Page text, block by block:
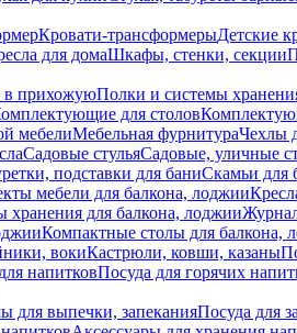
Кровати-трансформерыДетские
для домаШкафы, стенки, секции
в прихожуюПолки и системы
для столов
мебелиМебельная фурнитураЧехлы
Садовые стульяСадовые, уличные
подставки для баниСкамьи для
мебели для балкона, лоджии
хранения для балкона, лоджии
Компактные столы для балкона,
вокиКастрюли, ковши, казаны
напитковПосуда для горячих
для выпечки, запеканияПосуда для